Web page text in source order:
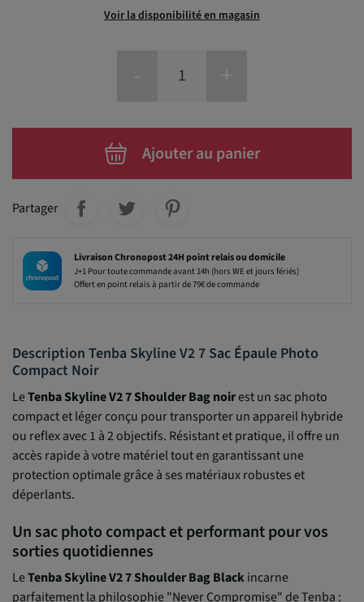
Voir la disponibilité en magasin
Ajouter au panier
Partager
Livraison Chronopost 24H point relais ou domicile
J+1 Pour toute commande avant 14h (hors WE et jours fériés)
Offert en point relais à partir de 79€ de commande
Description Tenba Skyline V2 7 Sac Épaule Photo
Compact Noir
LeTenba Skyline V2 7 Shoulder Bag noirest un sac photo
compact et léger conçu pour transporter un appareil hybride
ou reflex avec 1 à 2 objectifs. Résistant et pratique, il offre un
accès rapide à votre matériel tout en garantissant une
protection optimale grâce à ses matériaux robustes et
déperlants.
Un sac photo compact et performant pour vos
sorties quotidiennes
LeTenba Skyline V2 7 Shoulder Bag Blackincarne
parfaitement la philosophie "Never Compromise" de Tenba :